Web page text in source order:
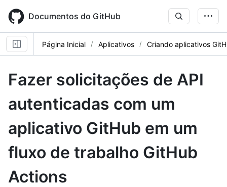
main
content
Documentos do GitHub
Página Inicial Aplicativos Criando aplicativos
Fazer solicitações de API
autenticadas com um
aplicativo GitHub em um
fluxo de trabalho GitHub
Actions